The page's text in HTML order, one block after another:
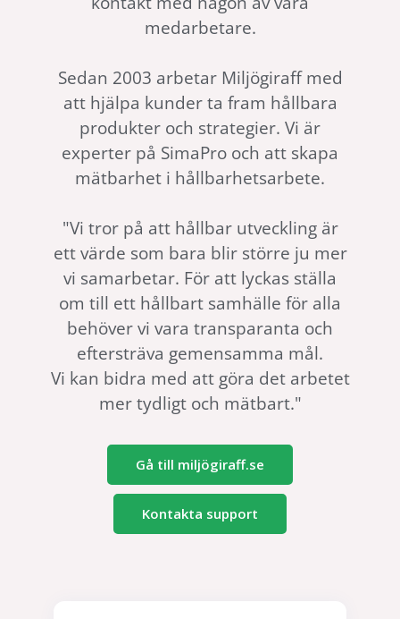
medarbetare.
Sedan 2003 arbetar Miljögiraff med
att hjälpa kunder ta fram hållbara
produkter och strategier. Vi är
experter på SimaPro och att skapa
mätbarhet i hållbarhetsarbete.
"Vi tror på att hållbar utveckling är
ett värde som bara blir större ju mer
vi samarbetar. För att lyckas ställa
om till ett hållbart samhälle för alla
behöver vi vara transparanta och
eftersträva gemensamma mål.
Vi kan bidra med att göra det arbetet
mer tydligt och mätbart."
Gå till miljögiraff.se
Kontakta support